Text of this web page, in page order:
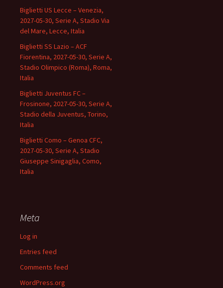
Biglietti US Lecce – Venezia,
2027-05-30, Serie A, Stadio Via
del Mare, Lecce, Italia
Biglietti SS Lazio – ACF
Fiorentina, 2027-05-30, Serie A,
Stadio Olimpico (Roma), Roma,
Italia
Biglietti Juventus FC –
Frosinone, 2027-05-30, Serie A,
Stadio della Juventus, Torino,
Italia
Biglietti Como – Genoa CFC,
2027-05-30, Serie A, Stadio
Giuseppe Sinigaglia, Como,
Italia
Meta
Log in
Entries feed
Comments feed
WordPress.org